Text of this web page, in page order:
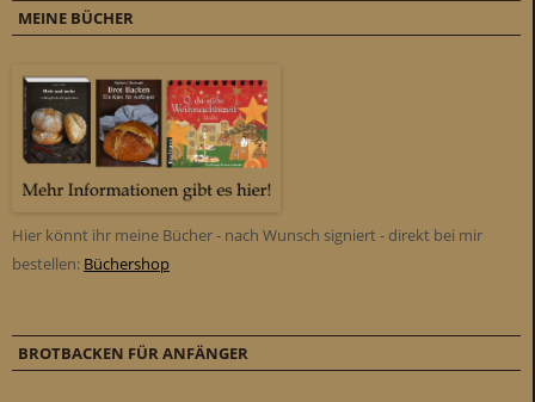
MEINE BÜCHER
Hier könnt ihr meine Bücher - nach Wunsch signiert - direkt bei mir
bestellen: Büchershop
BROTBACKEN FÜR ANFÄNGER